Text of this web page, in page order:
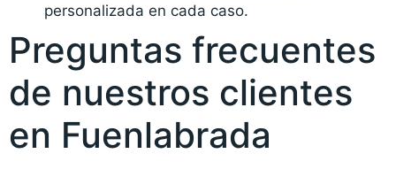
personalizada en cada caso.
Preguntas frecuentes
de nuestros clientes
en Fuenlabrada